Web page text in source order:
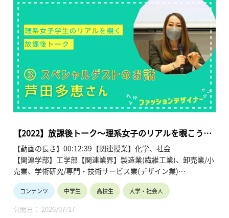
【2022】放課後トーク～理系女子のリアルを覗こう～
第２弾③スペシャルゲスト 芦田多恵さん
【動画の長さ】00:12:39【関連授業】化学、社会
【関連学部】工学部【関連業界】製造業(繊維工業)、卸売業/小
売業、学術研究/専門・技術サービス業(デザイン業)
講師：芦田多恵（ファッションデザイナー）
日本を代表するメゾン「ジュンアシダ」のクリエイティブディ
コンテンツ 中学生 高校生 大学・社会人
公開日： 2026/07/17